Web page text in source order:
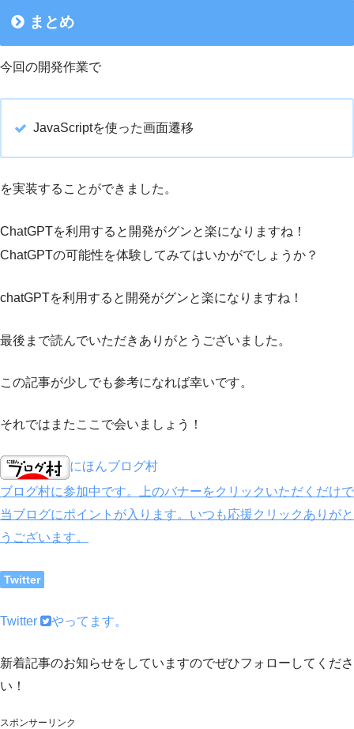
まとめ
今回の開発作業で
JavaScriptを使った画面遷移
を実装することができました。
ChatGPTを利用すると開発がグンと楽になりますね！
ChatGPTの可能性を体験してみてはいかがでしょうか？
chatGPTを利用すると開発がグンと楽になりますね！
最後まで読んでいただきありがとうございました。
この記事が少しでも参考になれば幸いです。
それではまたここで会いましょう！
にほんブログ村
ブログ村に参加中です。上のバナーをクリックいただくだけで
当ブログにポイントが入ります。いつも応援クリックありがと
うございます。
Twitter
Twitter やってます。
新着記事のお知らせをしていますのでぜひフォローしてくださ
い！
スポンサーリンク